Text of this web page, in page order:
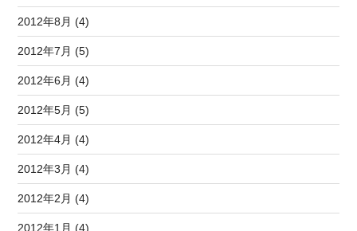
2012年8月 (4)
2012年7月 (5)
2012年6月 (4)
2012年5月 (5)
2012年4月 (4)
2012年3月 (4)
2012年2月 (4)
2012年1月 (4)